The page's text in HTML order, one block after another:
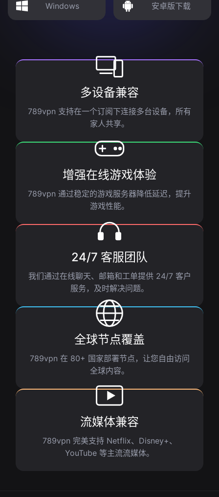
Windows 安卓版下载
多设备兼容
789vpn 支持在一个订阅下连接多台设备，所有
家人共享。
增强在线游戏体验
789vpn 通过稳定的游戏服务器降低延迟，提升
游戏性能。
24/7 客服团队
我们通过在线聊天、邮箱和工单提供 24/7 客户
服务，及时解决问题。
全球节点覆盖
789vpn 在 80+ 国家部署节点，让您自由访问
全球内容。
流媒体兼容
789vpn 完美支持 Netflix、Disney+、
YouTube 等主流流媒体。